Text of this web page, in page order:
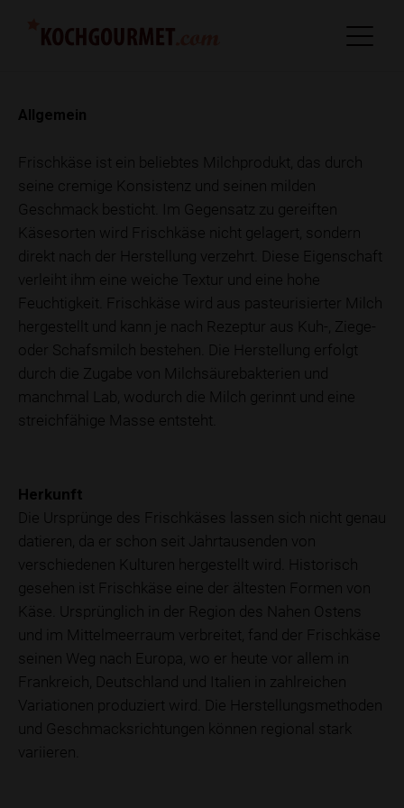
Allgemein
Frischkäse ist ein beliebtes Milchprodukt, das durch
seine cremige Konsistenz und seinen milden
Geschmack besticht. Im Gegensatz zu gereiften
Käsesorten wird Frischkäse nicht gelagert, sondern
direkt nach der Herstellung verzehrt. Diese Eigenschaft
verleiht ihm eine weiche Textur und eine hohe
Feuchtigkeit. Frischkäse wird aus pasteurisierter Milch
hergestellt und kann je nach Rezeptur aus Kuh-, Ziege-
oder Schafsmilch bestehen. Die Herstellung erfolgt
durch die Zugabe von Milchsäurebakterien und
manchmal Lab, wodurch die Milch gerinnt und eine
streichfähige Masse entsteht.
Herkunft
Die Ursprünge des Frischkäses lassen sich nicht genau
datieren, da er schon seit Jahrtausenden von
verschiedenen Kulturen hergestellt wird. Historisch
gesehen ist Frischkäse eine der ältesten Formen von
Käse. Ursprünglich in der Region des Nahen Ostens
und im Mittelmeerraum verbreitet, fand der Frischkäse
seinen Weg nach Europa, wo er heute vor allem in
Frankreich, Deutschland und Italien in zahlreichen
Variationen produziert wird. Die Herstellungsmethoden
und Geschmacksrichtungen können regional stark
variieren.